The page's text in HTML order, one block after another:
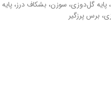
پایه گل‌دوزی، سوزن، بشکاف درز، پایه
برس پرزگیر